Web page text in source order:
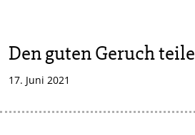
Den guten Geruch
17. Juni 2021